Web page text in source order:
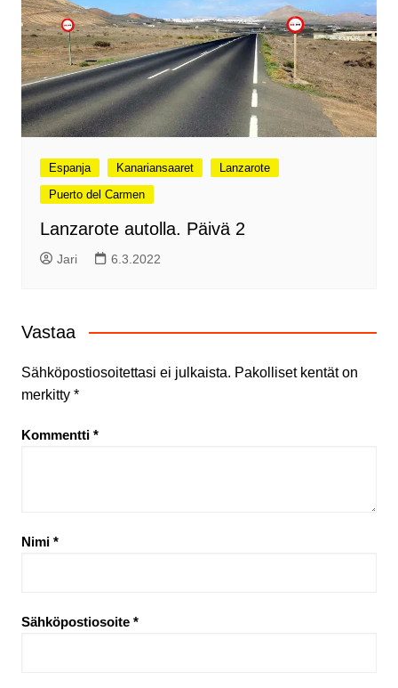
Espanja Kanariansaaret
Lanzarote
Puerto del Carmen
Lanzarote autolla. Päivä 2
Jari 6.3.2022
Vastaa
Sähköpostiosoitettasi ei julkaista. Pakolliset kentät on
merkitty *
Kommentti *
Nimi *
Sähköpostiosoite *